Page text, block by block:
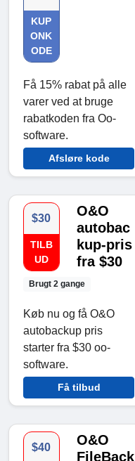
KUP
ONK
ODE
Få 15% rabat på alle
varer ved at bruge
rabatkoden fra Oo-
software.
Afsløre kode
$30
TILB
UD
Brugt 2 gange
O&O
autobac
kup-pris
fra $30
Køb nu og få O&O
autobackup pris
starter fra $30 oo-
software.
Få tilbud
$40
O&O
FileBack